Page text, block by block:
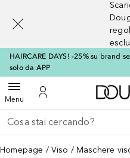
HAIRCARE DAYS! -25% su brand
solo da APP
MenuApri menuAl Mio Account
Torna indietro
Esegui ricerca
Homepage Viso Maschere